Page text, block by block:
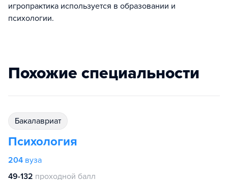
игропрактика используется в образовании и
психологии.
Похожие специальности
бакалавриат
Психология
204 вуза
49-132 проходной балл